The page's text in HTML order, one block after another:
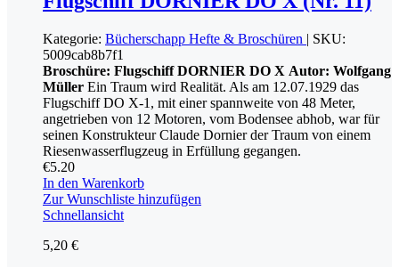
Kategorie: Bücherschapp Hefte & Broschüren | SKU:
5009cab8b7f1
Broschüre: Flugschiff DORNIER DO X Autor: Wolfgang
Müller Ein Traum wird Realität. Als am 12.07.1929 das
Flugschiff DO X-1, mit einer spannweite von 48 Meter,
angetrieben von 12 Motoren, vom Bodensee abhob, war für
seinen Konstrukteur Claude Dornier der Traum von einem
Riesenwasserflugzeug in Erfüllung gegangen.
€5.20
In den Warenkorb
Zur Wunschliste hinzufügen
Schnellansicht
5,20 €